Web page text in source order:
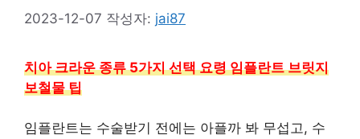
2023-12-07 작성자: jai87
치아 크라운 종류 5가지 선택 요령 임플란트 브릿지
보철물 팁
임플란트는 수술받기 전에는 아플까 봐 무섭고, 수